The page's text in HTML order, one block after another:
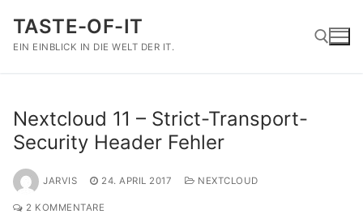
Inhalt
springen
TASTE-OF-IT
EIN EINBLICK IN DIE WELT DER IT.
Nextcloud 11 – Strict-Transport-
Security Header Fehler
JARVIS 24. APRIL 2017 NEXTCLOUD
2 KOMMENTARE